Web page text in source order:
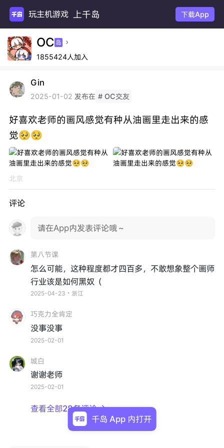
玩主机游戏 上千岛 下载App
OC 岛 
1855424人加入
Gin
2025-01-02 发布在 # OC交友
好喜欢老师的画风感觉有种从油画里走出来的感
觉🥺🥺
北京
评论
请在App内发表评论哦～
第八节课
怎么可能，这种程度都才四百多，不敢想象整个画师
行业该是如何黑奴（
2025-04-23・浙江
巧克力全肯定
没事没事
2025-02-01
城白
谢谢老师
2025-02-01
查看全部28条评论 
千岛 App 内打开